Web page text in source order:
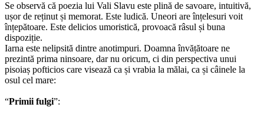
Se observă că poezia lui Vali Slavu este plină de savoare, intuitivă,
ușor de reținut și memorat. Este ludică. Uneori are înțelesuri voit
înțepătoare. Este delicios umoristică, provoacă râsul și buna
dispoziție.
Iarna este nelipsită dintre anotimpuri. Doamna învățătoare ne
prezintă prima ninsoare, dar nu oricum, ci din perspectiva unui
pisoiaș pofticios care visează ca și vrabia la mălai, ca și câinele la
osul cel mare:
“Primii fulgi”: